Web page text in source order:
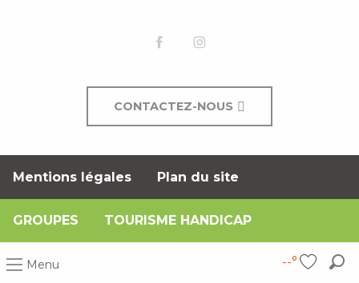
Menu
--°
CONTACTEZ-NOUS
Mentions légales Plan du site
GROUPES TOURISME HANDICAP